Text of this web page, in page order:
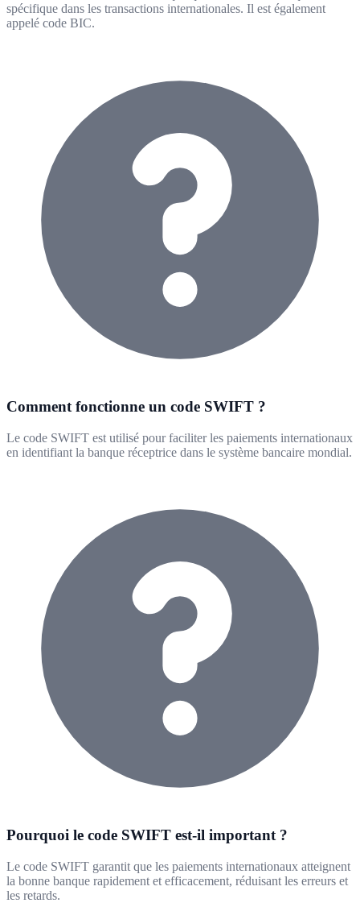
spécifique dans les transactions internationales. Il est également
appelé code BIC.
Comment fonctionne un code SWIFT ?
Le code SWIFT est utilisé pour faciliter les paiements internationaux
en identifiant la banque réceptrice dans le système bancaire mondial.
Pourquoi le code SWIFT est-il important ?
Le code SWIFT garantit que les paiements internationaux atteignent
la bonne banque rapidement et efficacement, réduisant les erreurs et
les retards.